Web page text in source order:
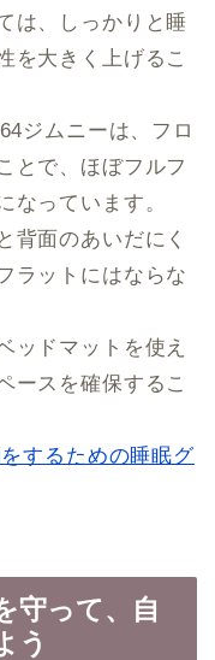
は、しっかりと睡
を大きく上げるこ
ジムニーは、フロ
とで、ほぼフルフ
なっています。
背面のあいだにく
ラットにはならな
ッドマットを使え
ースを確保するこ
するための睡眠グ
守って、自
う